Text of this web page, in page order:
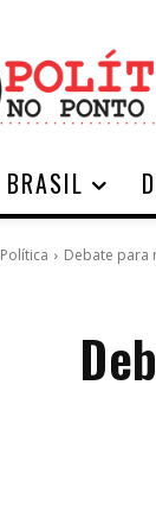
BRASIL
Política Debate para